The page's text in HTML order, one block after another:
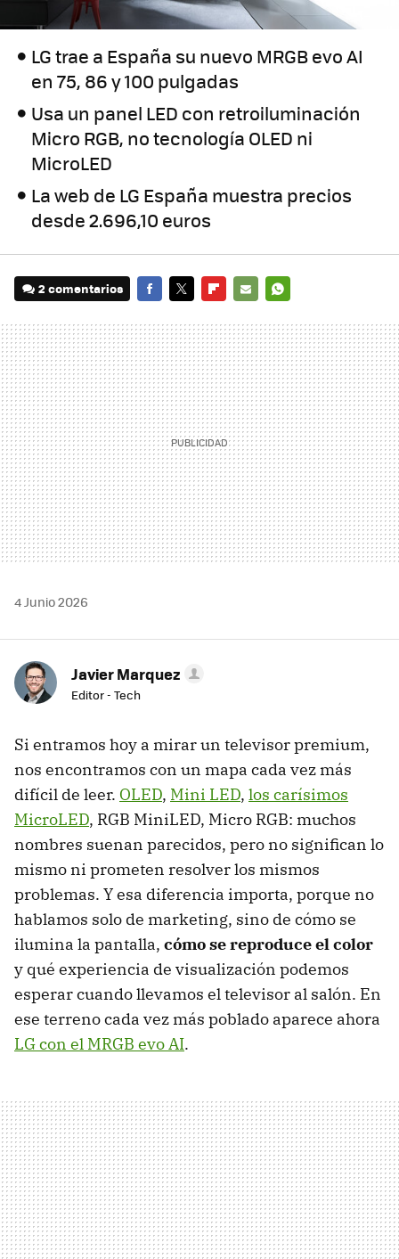
LG trae a España su nuevo MRGB evo AI
en 75, 86 y 100 pulgadas
Usa un panel LED con retroiluminación
Micro RGB, no tecnología OLED ni
MicroLED
La web de LG España muestra precios
desde 2.696,10 euros
2 comentarios
MAIL
4 Junio 2026
Javier Marquez
Editor - Tech
Si entramos hoy a mirar un televisor premium,
nos encontramos con un mapa cada vez más
difícil de leer. OLED, Mini LED, los carísimos
MicroLED, RGB MiniLED, Micro RGB: muchos
nombres suenan parecidos, pero no significan lo
mismo ni prometen resolver los mismos
problemas. Y esa diferencia importa, porque no
hablamos solo de marketing, sino de cómo se
ilumina la pantalla, cómo se reproduce el color
y qué experiencia de visualización podemos
esperar cuando llevamos el televisor al salón. En
ese terreno cada vez más poblado aparece ahora
LG con el MRGB evo AI.